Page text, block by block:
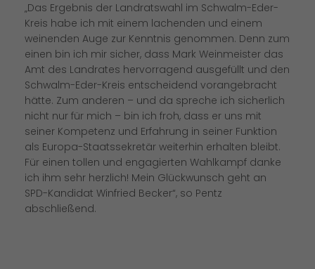
Das Ergebnis der Landratswahl im Schwalm-Eder-
Kreis habe ich mit einem lachenden und einem
weinenden Auge zur Kenntnis genommen. Denn zum
einen bin ich mir sicher, dass Mark Weinmeister das
Amt des Landrates hervorragend ausgefüllt und den
Schwalm-Eder-Kreis entscheidend vorangebracht
hätte. Zum anderen – und da spreche ich sicherlich
nicht nur für mich – bin ich froh, dass er uns mit
seiner Kompetenz und Erfahrung in seiner Funktion
als Europa-Staatssekretär weiterhin erhalten bleibt.
Für einen tollen und engagierten Wahlkampf danke
ich ihm sehr herzlich! Mein Glückwunsch geht an
SPD-Kandidat Winfried Becker“, so Pentz
abschließend.